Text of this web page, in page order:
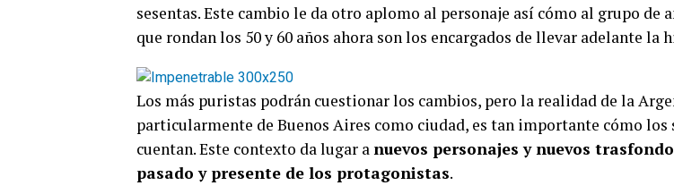
sesentas. Este cambio le da otro aplomo al personaje así cómo al grupo de
que rondan los 50 y 60 años ahora son los encargados de llevar adelante la
Los más puristas podrán cuestionar los cambios, pero la realidad de la
particularmente de Buenos Aires como ciudad, es tan importante cómo los
cuentan. Este contexto da lugar anuevos personajes y nuevos
pasado y presente de los protagonistas.